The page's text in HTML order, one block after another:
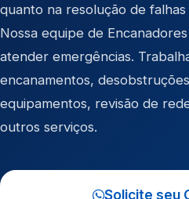
quanto na resolução de falhas
Nossa equipe de
atender emergências.
encanamentos,
equipamentos, revisão de
outros serviços.
Solicite seu